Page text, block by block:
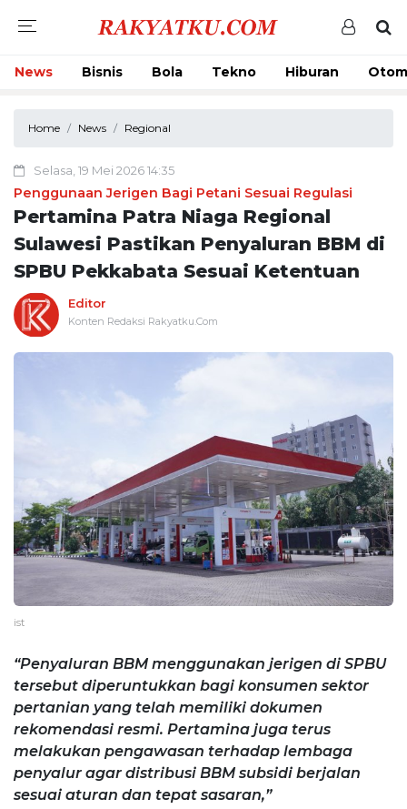
News Bisnis Bola Tekno Hiburan
Home News Regional
Selasa, 19 Mei 2026 14:35
Penggunaan Jerigen Bagi Petani Sesuai Regulasi
Pertamina Patra Niaga Regional
Sulawesi Pastikan Penyaluran BBM di
SPBU Pekkabata Sesuai Ketentuan
Editor
Konten Redaksi Rakyatku.Com
ist
“Penyaluran BBM menggunakan jerigen di SPBU
tersebut diperuntukkan bagi konsumen sektor
pertanian yang telah memiliki dokumen
rekomendasi resmi. Pertamina juga terus
melakukan pengawasan terhadap lembaga
penyalur agar distribusi BBM subsidi berjalan
sesuai aturan dan tepat sasaran,”